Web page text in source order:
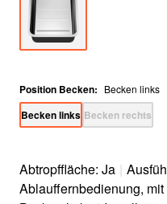
Position Becken: Becken links
Becken links Becken rechts
Abtropffläche: Ja |
Ablauffernbedienung,